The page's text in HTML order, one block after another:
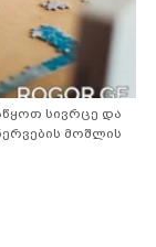
სივრცე და
მოშლის